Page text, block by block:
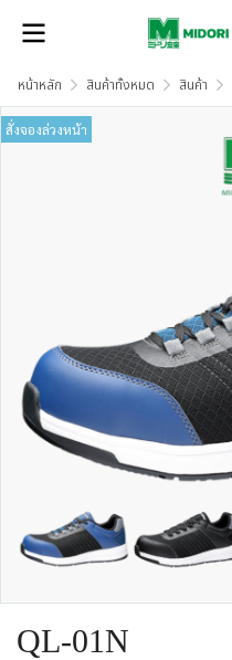
หน้าหลัก สินค้าทั้งหมด สินค้า
สั่งจองล่วงหน้า
QL-01N